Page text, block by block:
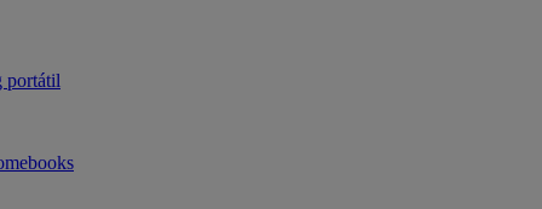
portátil